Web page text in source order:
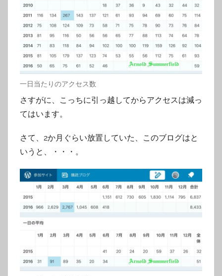
一日当たりのアクセス数
さすがに、こっちに引っ越してからアクセスは減っ
てはいます。
さて、2か月ぐらい放置していた、このブログはと
いうと、・・・。